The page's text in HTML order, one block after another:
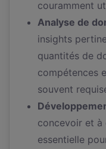
couramment
Analyse de
insights
quantités de
compétences
souvent
concevoir et à
essentielle